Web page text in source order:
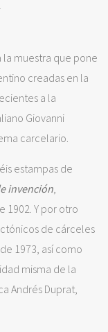
la muestra que pone
creadas en la
a la
Giovanni
carcelario.
estampas de
invención,
1902. Y por otro
de cárceles
1973, así como
misma de la
Andrés Duprat,